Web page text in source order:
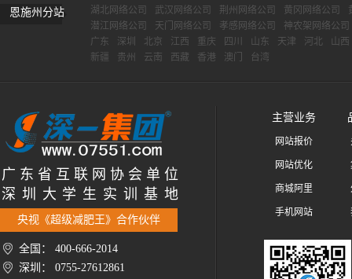
恩施州分站 湖北网络公司 武汉网络公司 荆州网络公司 黄冈网络公司
潜江网络公司
天门网络公司 孝感网络公司
神农架网络公司
广东
深圳 北京 江西 重庆 四川 山东 天津 河北
山西
新疆
贵州 云南 西藏 香港 澳门 台湾
广 东 省 互 联 网 协 会 单 位
深 圳 大 学 生 实 训 基 地
央视《超级减肥王》合作伙伴
全国： 400-666-2014
深圳： 0755-27612861
主营业务
网站报价
网站优化
商城阿里
手机网站